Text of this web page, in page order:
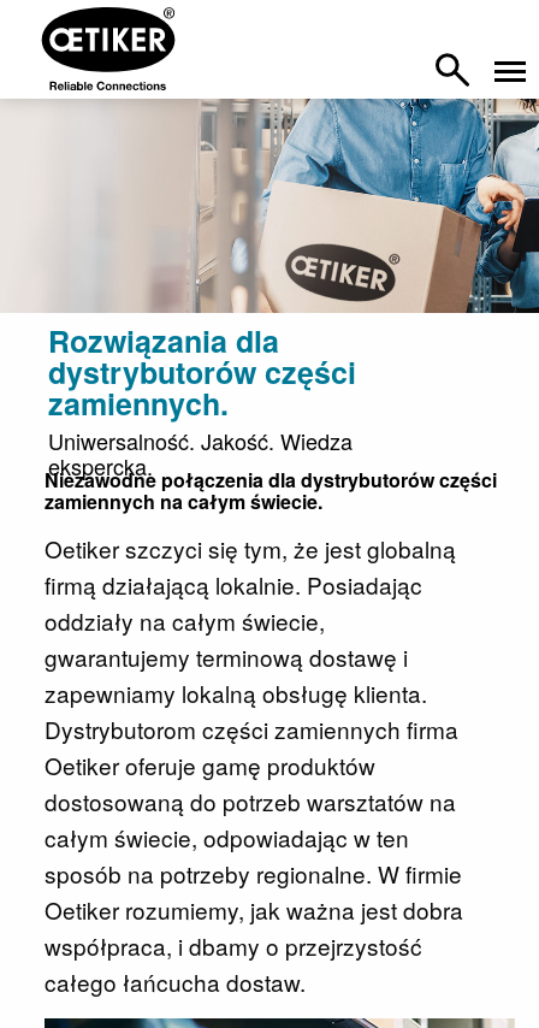
Rozwiązania dla
dystrybutorów części
zamiennych.
Uniwersalność. Jakość. Wiedza
ekspercka.
Niezawodne połączenia dla dystrybutorów części
zamiennych na całym świecie.
Oetiker szczyci się tym, że jest globalną
firmą działającą lokalnie. Posiadając
oddziały na całym świecie,
gwarantujemy terminową dostawę i
zapewniamy lokalną obsługę klienta.
Dystrybutorom części zamiennych firma
Oetiker oferuje gamę produktów
dostosowaną do potrzeb warsztatów na
całym świecie, odpowiadając w ten
sposób na potrzeby regionalne. W firmie
Oetiker rozumiemy, jak ważna jest dobra
współpraca, i dbamy o przejrzystość
całego łańcucha dostaw.